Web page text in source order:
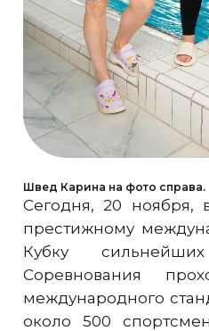
Швед Карина на фото справа.
Сегодня, 20 ноября,
престижному
Кубку
Соревнования
международного
около 500